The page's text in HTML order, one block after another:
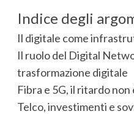
Indice degli
Il digitale come
Il ruolo del Digital
trasformazione digitale
Fibra e 5G, il ritardo
Telco, investimenti e